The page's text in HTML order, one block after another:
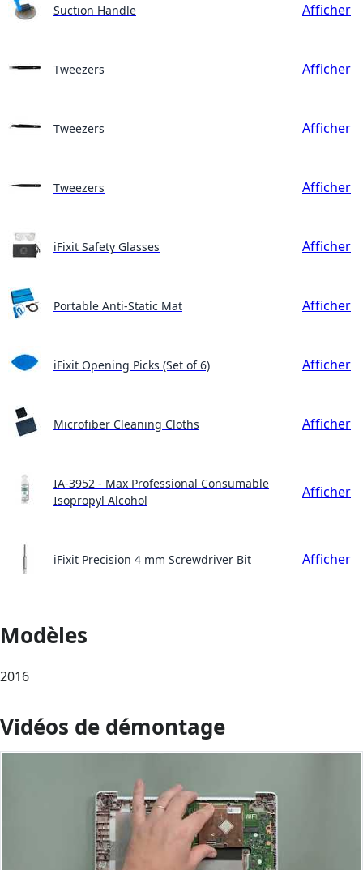
Suction Handle Afficher
Tweezers Afficher
Tweezers Afficher
Tweezers Afficher
iFixit Safety Glasses Afficher
Portable Anti-Static Mat Afficher
iFixit Opening Picks (Set of 6) Afficher
Microfiber Cleaning Cloths Afficher
IA-3952 - Max Professional Consumable
Isopropyl Alcohol
Afficher
iFixit Precision 4 mm Screwdriver Bit Afficher
Modèles
2016
Vidéos de démontage